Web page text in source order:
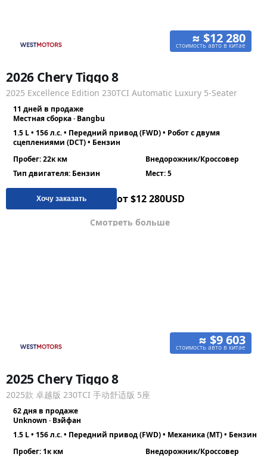
≈ $12 280
стоимость авто в китае
2026 Chery Tiggo 8
2025 Excellence Edition 230TCI Automatic Luxury 5-Seater
11 дней в продаже
Местная сборка · Bangbu
1.5 L • 156 л.с. • Передний привод (FWD) • Робот с двумя
сцеплениями (DCT) • Бензин
Пробег: 22к км
Внедорожник/Кроссовер
Тип двигателя: Бензин
Мест: 5
Хочу заказать от $12 280USD
Смотреть больше
≈ $9 603
стоимость авто в китае
2025 Chery Tiggo 8
2025款 卓越版 230TCI 手动舒适版 5座
62 дня в продаже
Unknown · Вэйфан
1.5 L • 156 л.с. • Передний привод (FWD) • Механика (MT) • Бензин
Пробег: 1к км
Внедорожник/Кроссовер